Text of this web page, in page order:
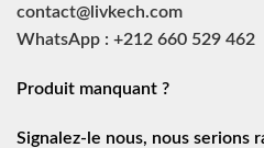
contact@livkech.com
WhatsApp : +212 660 529 462
Produit manquant ?
Signalez-le nous, nous serions